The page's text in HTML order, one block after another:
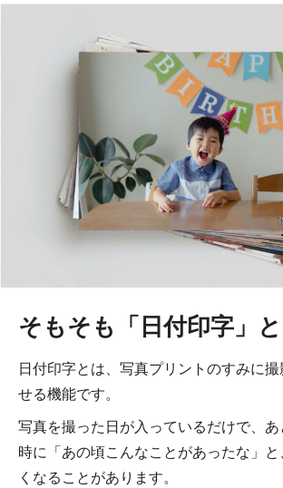
そもそも「日付印字」
日付印字とは、写真プリントのすみに
せる機能です。
写真を撮った日が入っているだけで、
時に「あの頃こんなことがあったな」
くなることがあります。